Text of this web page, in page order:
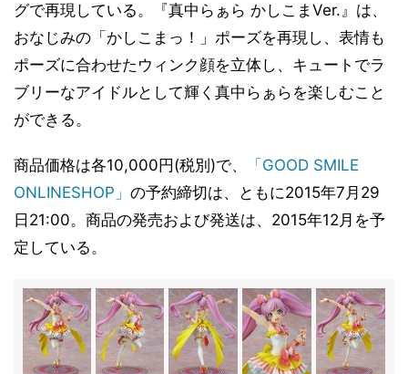
グで再現している。『真中らぁら かしこまVer.』は、
おなじみの「かしこまっ！」ポーズを再現し、表情も
ポーズに合わせたウィンク顔を立体し、キュートでラ
ブリーなアイドルとして輝く真中らぁらを楽しむこと
ができる。
商品価格は各10,000円(税別)で、
「GOOD SMILE
ONLINESHOP」 の予約締切は、ともに2015年7月29
日21:00。商品の発売および発送は、2015年12月を予
定している。